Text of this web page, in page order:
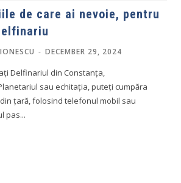
de care ai nevoie, pentru
- DECEMBER 29, 2024
Delfinariul din Constanța,
sau echitația, puteți cumpăra
țară, folosind telefonul mobil sau
pas...